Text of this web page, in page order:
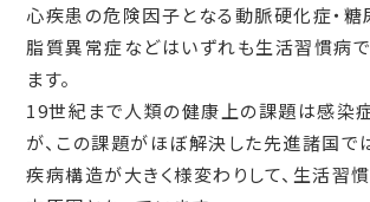
心疾患の危険因子となる動脈硬化症・糖
脂質異常症などはいずれも生活習慣病
ます。
19世紀まで人類の健康上の課題は感染
が、この課題がほぼ解決した先進諸国
疾病構造が大きく様変わりして、生活習